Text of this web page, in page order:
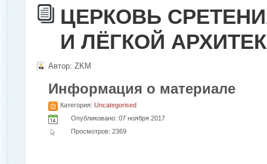
ЦЕРКОВЬ
И ЛЁГКОЙ
Автор: ZKM
Информация о материале
Категория: Uncategorised
Опубликовано: 07 ноября 2017
Просмотров: 2369